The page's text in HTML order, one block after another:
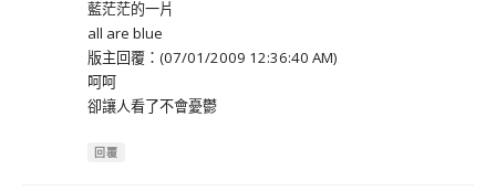
藍茫茫的一片
all are blue
版主回覆：(07/01/2009 12:36:40 AM)
呵呵
卻讓人看了不會憂鬱
回覆